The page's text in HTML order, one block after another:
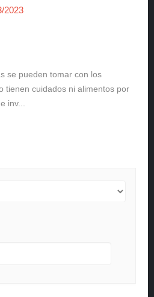
2023
se pueden tomar con los
tienen cuidados ni alimentos por
inv...